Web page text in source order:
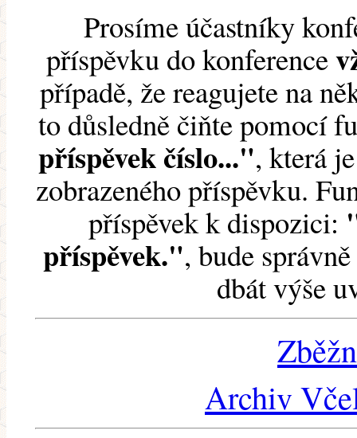
Prosíme účastníky
příspěvku do konference
případě, že reagujete na
to důsledně čiňte pomocí
příspěvek číslo...", která
zobrazeného příspěvku.
příspěvek k dispozici:
příspěvek.", bude
dbát výše
Archiv